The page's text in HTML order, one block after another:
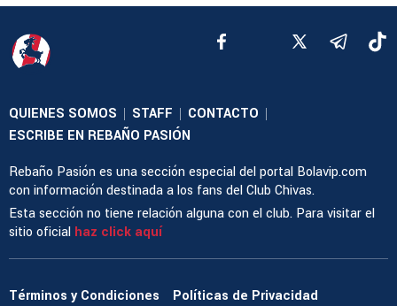
QUIENES SOMOS STAFF CONTACTO
ESCRIBE EN REBAÑO PASIÓN
Rebaño Pasión es una sección especial del portal Bolavip.com
con información destinada a los fans del Club Chivas.
Esta sección no tiene relación alguna con el club. Para visitar el
sitio oficial haz click aquí
Términos y Condiciones
Políticas de Privacidad